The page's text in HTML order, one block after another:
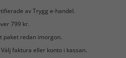
av Trygg e-handel.
799 kr.
paket redan imorgon.
Välj faktura eller konto i kassan.